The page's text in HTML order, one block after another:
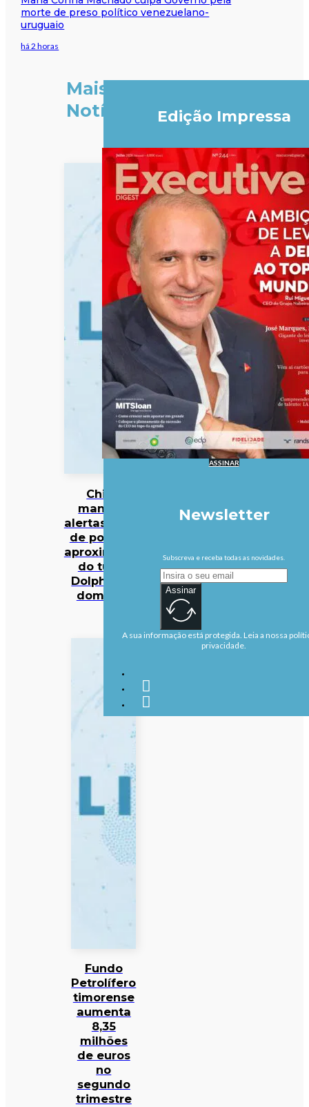
morte de preso político venezuelano-
uruguaio
há 2 horas
Mais
Notícias
China
mantém
alertas antes
de possível
aproximação
do tufão
Dolphin no
domingo
Fundo
Petrolífero
timorense
aumenta
8,35
milhões
de euros
no
segundo
trimestre
Edição Impressa
ASSINAR
Newsletter
Subscreva e receba todas as novidades.
Assinar
A sua informação está protegida. Leia a nossa
privacidade.